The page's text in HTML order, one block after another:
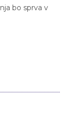
bo sprva v